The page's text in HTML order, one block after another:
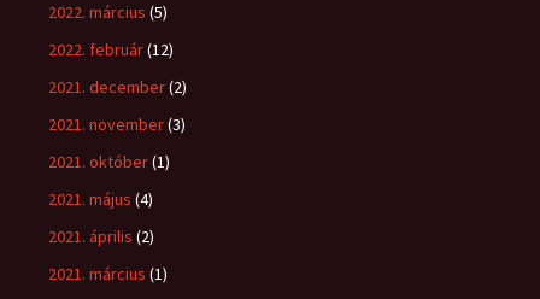
2022. március (5)
2022. február(12)
2021. december(2)
2021. november(3)
2021. október(1)
2021. május (4)
2021. április (2)
2021. március (1)